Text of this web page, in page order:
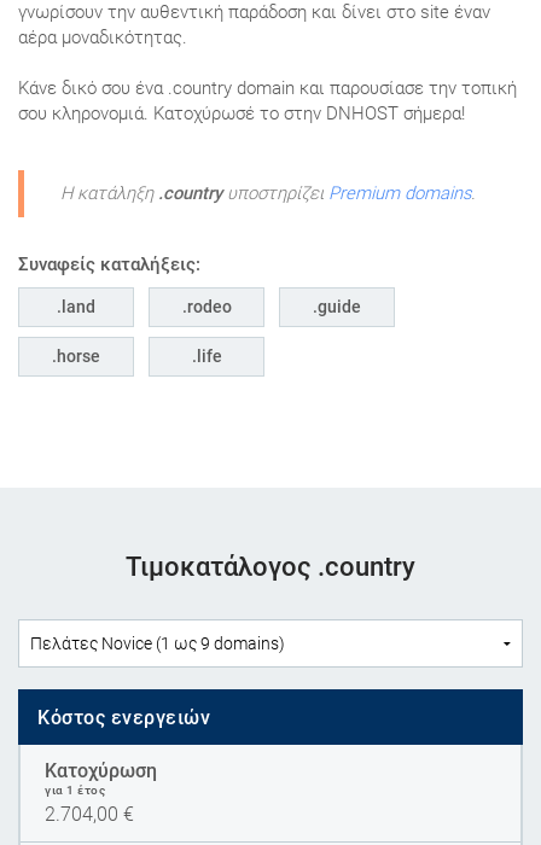
γνωρίσουν την αυθεντική παράδοση και δίνει στο site έναν
αέρα μοναδικότητας.
Κάνε δικό σου ένα .country domain και παρουσίασε την τοπική
σου κληρονομιά. Κατοχύρωσέ το στην DNHOST σήμερα!
Η κατάληξη .countryυποστηρίζει Premium domains.
Συναφείς καταλήξεις:
land rodeo guide
horse life
Τιμοκατάλογος .country
Κόστος ενεργειών
Κατοχύρωση
για 1 έτος
2.704,00 €